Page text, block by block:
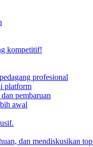
kompetitif!
profesional
platform
pembaruan
awal
dan mendiskusikan